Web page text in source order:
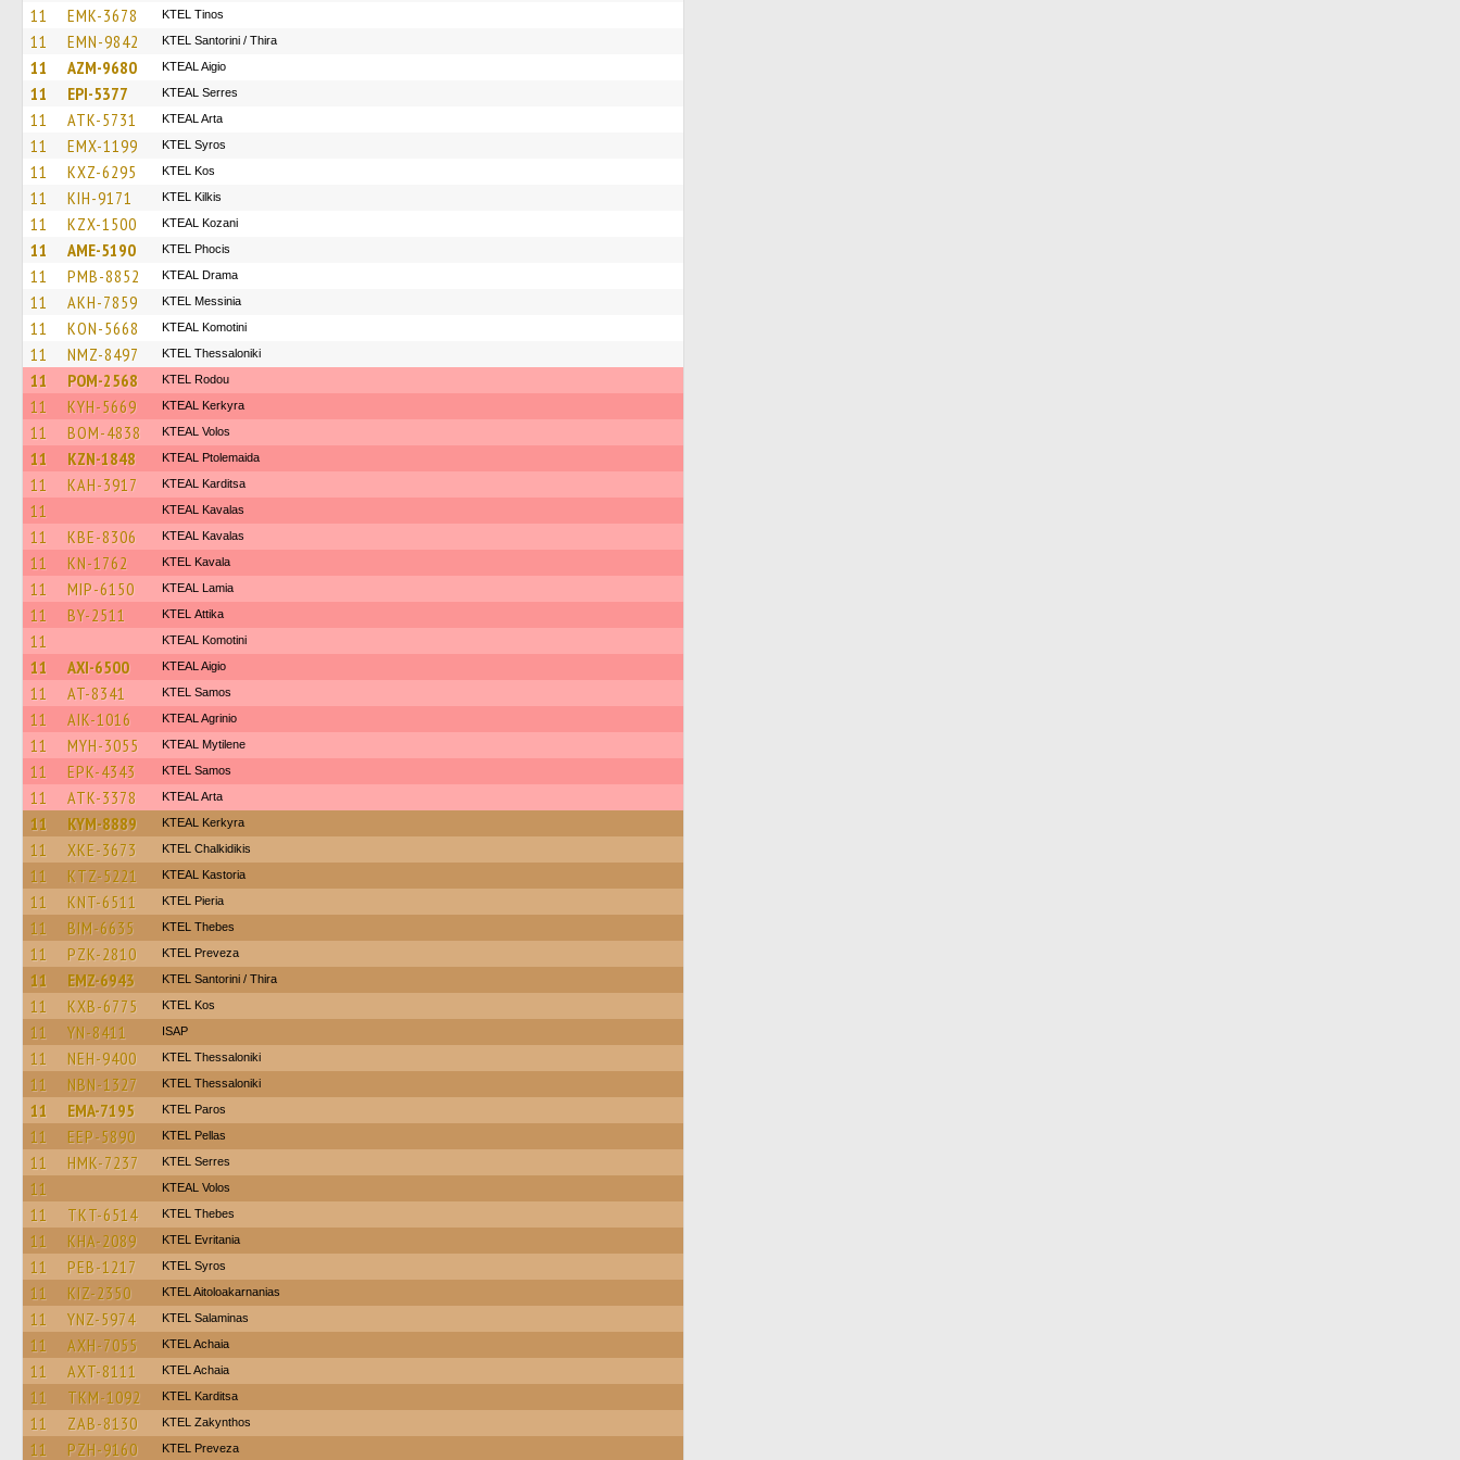
11 EMK-3678 KTEL Tinos
11 EMN-9842 KTEL Santorini / Thira
11 AZM-9680 KTEAL Aigio
11 EPI-5377 KTEAL Serres
11 ATK-5731 KTEAL Arta
11 EMX-1199 KTEL Syros
11 KXZ-6295 KTEL Kos
11 KIH-9171 KTEL Kilkis
11 KZX-1500 KTEAL Kozani
11 AME-5190 ΚΤΕL Phocis
11 PMB-8852 KTEAL Drama
11 AKH-7859 KTEL Messinia
11 KON-5668 KTEAL Komotini
11 NMZ-8497 KTEL Thessaloniki
11 POM-2568 ΚΤΕL Rodou
11 KYH-5669 KTEAL Kerkyra
11 BOM-4838 KTEAL Volos
11 KZN-1848 KTEAL Ptolemaida
11 KAH-3917 KTEAL Karditsa
11 KTEAL Kavalas
11 KBE-8306 KTEAL Kavalas
11 KN-1762 KTEL Kavala
11 MIP-6150 KTEAL Lamia
11 BY-2511 KΤΕL Αttika
11 KTEAL Komotini
11 AXI-6500 KTEAL Aigio
11 AT-8341 KTEL Samos
11 AIK-1016 KTEAL Agrinio
11 MYH-3055 KTEAL Mytilene
11 EPK-4343 KTEL Samos
11 ATK-3378 KTEAL Arta
11 KYM-8889 KTEAL Kerkyra
11 XKE-3673 ΚΤΕL Chalkidikis
11 KTZ-5221 KTEAL Kastoria
11 KNT-6511 KTEL Pieria
11 BIM-6635 KTEL Thebes
11 PZK-2810 KTEL Preveza
11 EMZ-6943 KTEL Santorini / Thira
11 KXB-6775 KTEL Kos
11 YN-8411 ISAP
11 NEH-9400 KTEL Thessaloniki
11 NBN-1327 KTEL Thessaloniki
11 EMA-7195 KTEL Paros
11 EEP-5890 KTEL Pellas
11 HMK-7237 KTEL Serres
11 KTEAL Volos
11 TKT-6514 KTEL Thebes
11 KHA-2089 ΚΤΕL Evritania
11 PEB-1217 KTEL Syros
11 KIZ-2350 KTEL Aitoloakarnanias
11 YNZ-5974 KTEL Salaminas
11 AXH-7055 KTEL Achaia
11 AXT-8111 KTEL Achaia
11 TKM-1092 ΚΤΕL Karditsa
11 ZAB-8130 KTEL Zakynthos
11 PZH-9160 KTEL Preveza